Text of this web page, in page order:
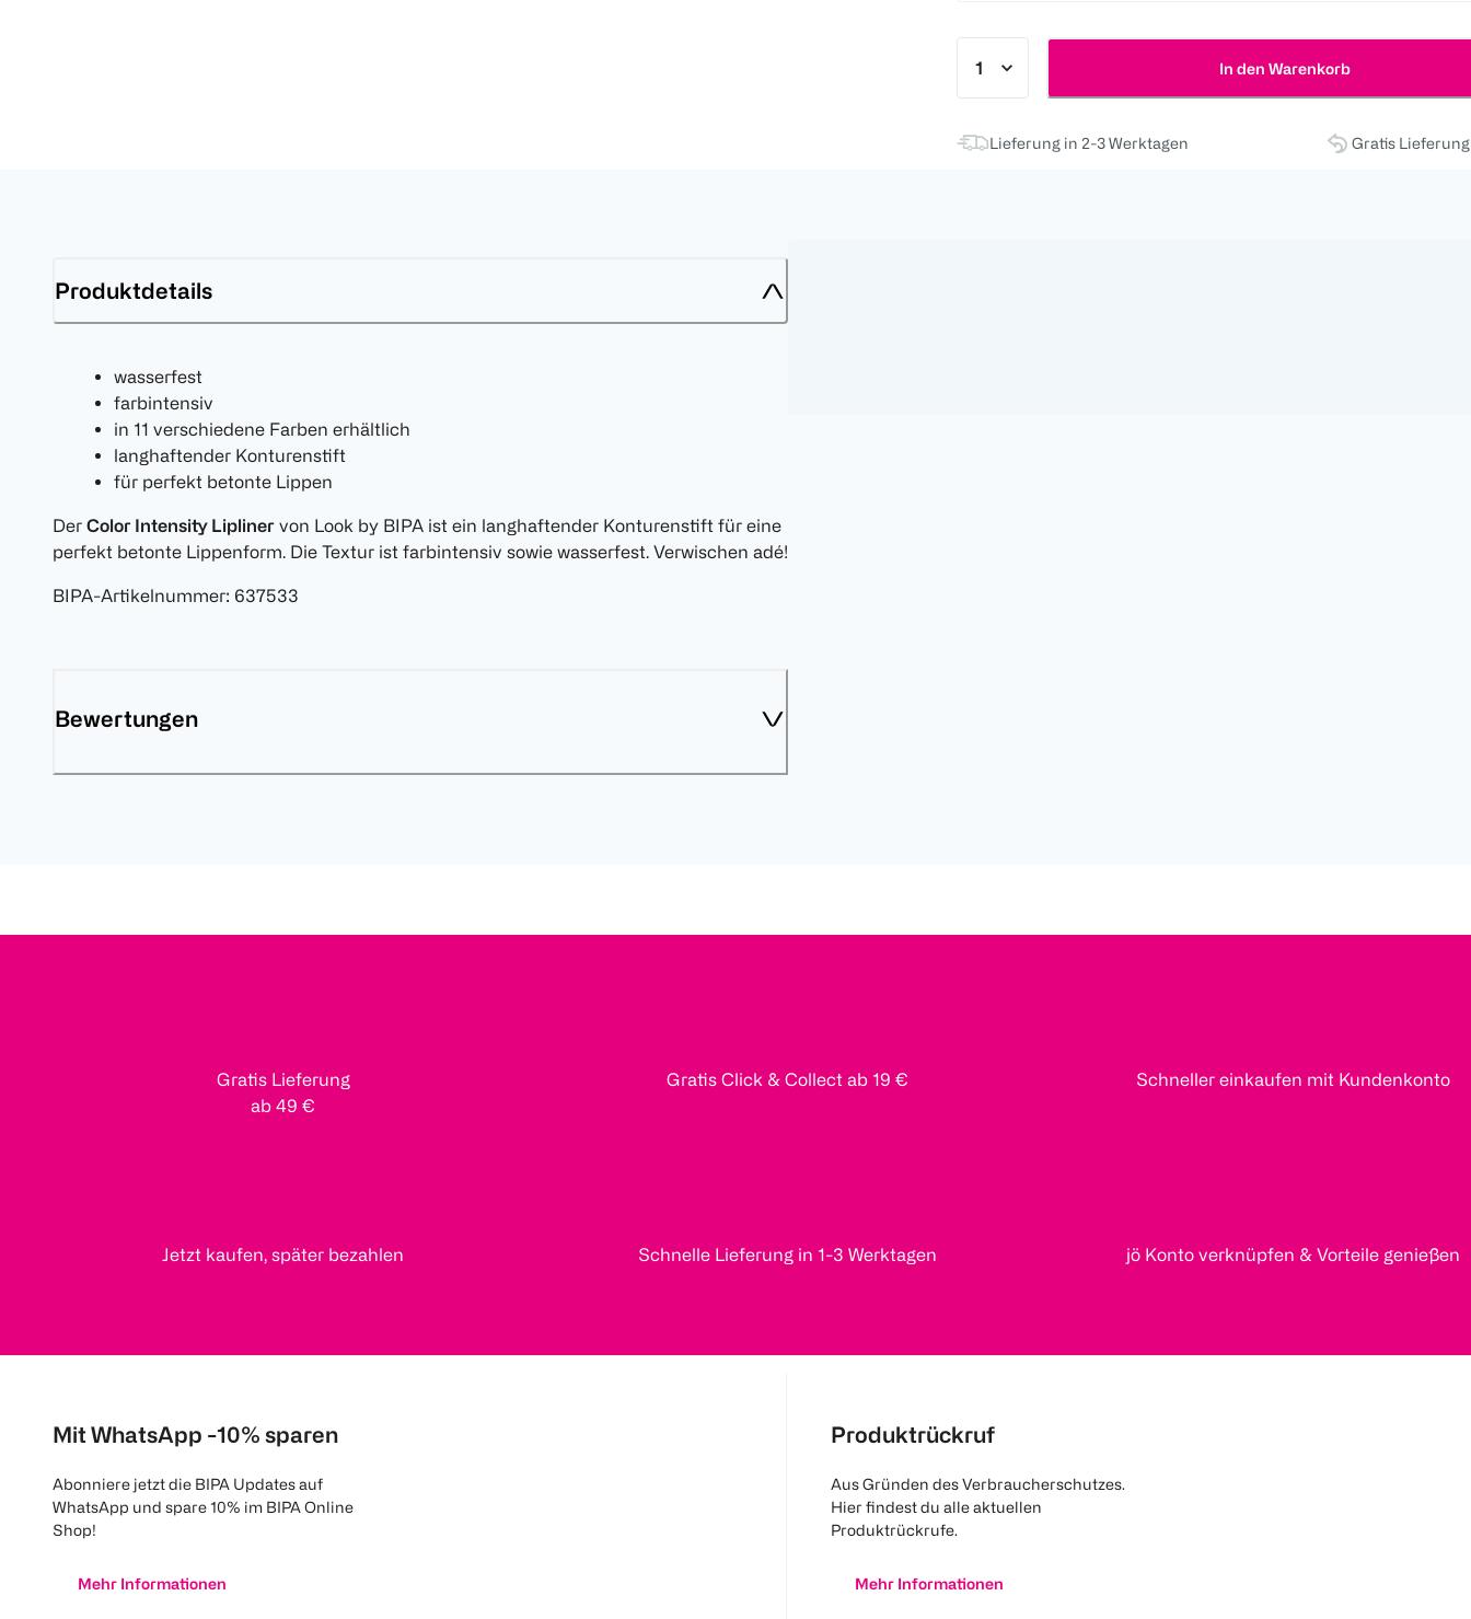
In den Warenkorb
Lieferung in 2-3 Werktagen Gratis
Produktdetails
wasserfest
farbintensiv
in 11 verschiedene Farben erhältlich
langhaftender Konturenstift
für perfekt betonte Lippen
Der Color Intensity Lipliner von Look by BIPA ist ein langhaftender Konturenstift für eine
perfekt betonte Lippenform. Die Textur ist farbintensiv sowie wasserfest. Verwischen adé!
BIPA-Artikelnummer: 637533
Bewertungen
Gratis Lieferung
ab 49 €
Gratis Click & Collect ab 19 € Schneller einkaufen mit Kundenkonto
Jetzt kaufen, später bezahlen Schnelle Lieferung in 1-3 Werktagen jö Konto verknüpfen & Vorteile genießen
Mit WhatsApp -10% sparen
Abonniere jetzt die BIPA Updates auf
WhatsApp und spare 10% im BIPA Online
Shop!
Mehr Informationen
Produktrückruf
Aus Gründen des Verbraucherschutzes.
Hier findest du alle aktuellen
Produktrückrufe.
Mehr Informationen